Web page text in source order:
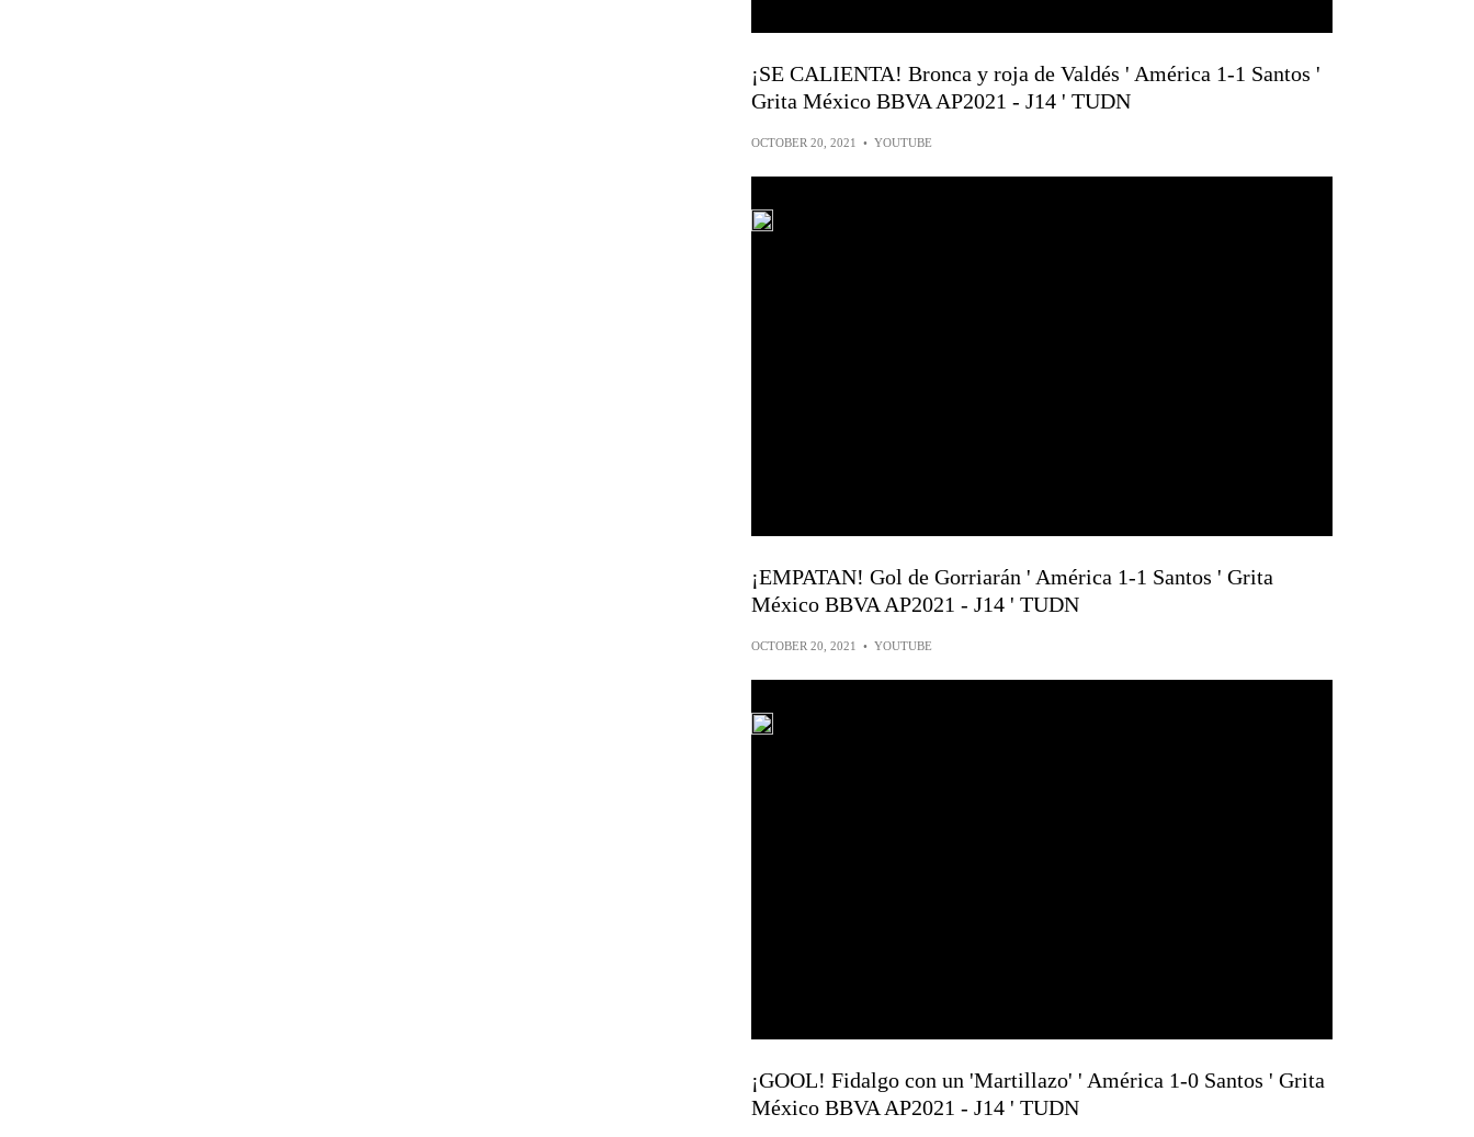
¡SE CALIENTA! Bronca y roja de Valdés ' América 1-1 Santos '
Grita México BBVA AP2021 - J14 ' TUDN
OCTOBER 20, 2021 • YOUTUBE
¡EMPATAN! Gol de Gorriarán ' América 1-1 Santos ' Grita
México BBVA AP2021 - J14 ' TUDN
OCTOBER 20, 2021 • YOUTUBE
¡GOOL! Fidalgo con un 'Martillazo' ' América 1-0 Santos ' Grita
México BBVA AP2021 - J14 ' TUDN